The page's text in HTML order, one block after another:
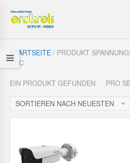
STARTSEITE / PRODUKT
VDC
EIN PRODUKT GEFUNDEN PRO
SORTIEREN NACH NEUESTEN